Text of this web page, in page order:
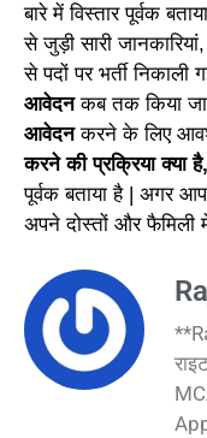
बारे में विस्तार पूर्वक
से जुड़ी सारी
से पदों पर भर्ती निकाली
आवेदनकब तक किया
आवेदनकरने के लिए
करने की प्रक्रिया क्या है,
पूर्वक बताया है | अगर
अपने दोस्तों और फैमिली